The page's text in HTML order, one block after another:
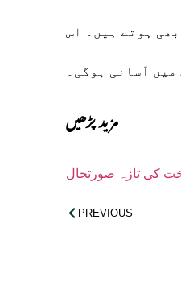
ہوتے ہیں۔ اس
آسانی ہوگی۔
مزید پڑھیں
کی تازہ صورتحال
PREVIOUS